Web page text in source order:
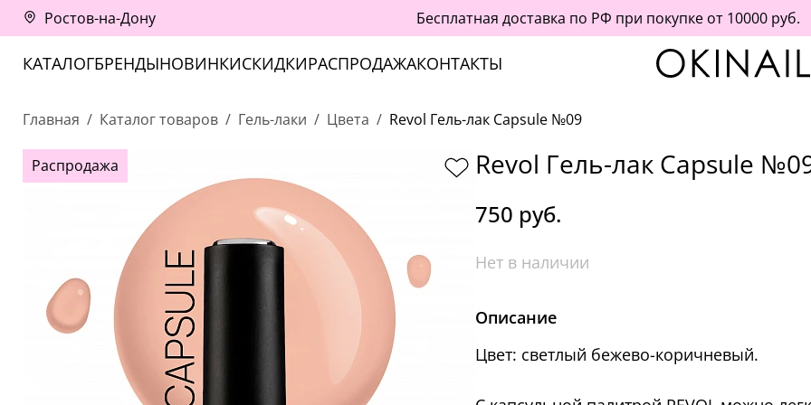
Ростов-на-Дону Бесплатная доставка по РФ при покупке от 10000 руб.
КАТАЛОГБРЕНДЫНОВИНКИСКИДКИРАСПРОДАЖАКОНТАКТЫ
Главная Каталог товаров Гель-лаки Цвета Revol Гель-лак Capsule №09
Распродажа Revol Гель-лак Capsule
750 руб.
Нет в наличии
Описание
Цвет: светлый бежево-коричневый.